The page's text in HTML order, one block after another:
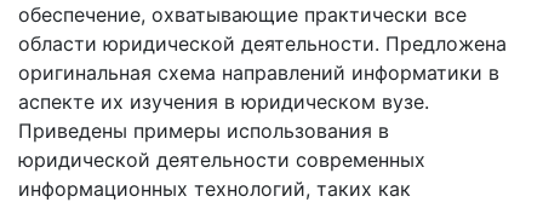
обеспечение, охватывающие практически все
области юридической деятельности. Предложена
оригинальная схема направлений информатики в
аспекте их изучения в юридическом вузе.
Приведены примеры использования в
юридической деятельности современных
информационных технологий, таких как